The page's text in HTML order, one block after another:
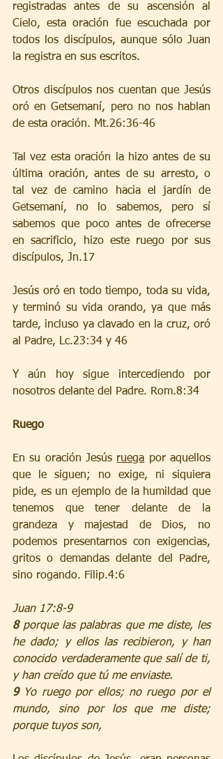
registradas antes de su ascensión al
Cielo, esta oración fue escuchada por
todos los discípulos, aunque sólo Juan
la registra en sus escritos.
Otros discípulos nos cuentan que Jesús
oró en Getsemaní, pero no nos hablan
de esta oración. Mt.26:36-46
Tal vez esta oración la hizo antes de su
última oración, antes de su arresto, o
tal vez de camino hacia el jardín de
Getsemaní, no lo sabemos, pero sí
sabemos que poco antes de ofrecerse
en sacrificio, hizo este ruego por sus
discípulos, Jn.17
Jesús oró en todo tiempo, toda su vida,
y terminó su vida orando, ya que más
tarde, incluso ya clavado en la cruz, oró
al Padre, Lc.23:34 y 46
Y aún hoy sigue intercediendo por
nosotros delante del Padre. Rom.8:34
Ruego
En su oración Jesús ruega por aquellos
que le siguen; no exige, ni siquiera
pide, es un ejemplo de la humildad que
tenemos que tener delante de la
grandeza y majestad de Dios, no
podemos presentarnos con exigencias,
gritos o demandas delante del Padre,
sino rogando. Filip.4:6
Juan 17:8-9
8 porque las palabras que me diste, les
he dado; y ellos las recibieron, y han
conocido verdaderamente que salí de ti,
y han creído que tú me enviaste.
9 Yo ruego por ellos; no ruego por el
mundo, sino por los que me diste;
porque tuyos son,